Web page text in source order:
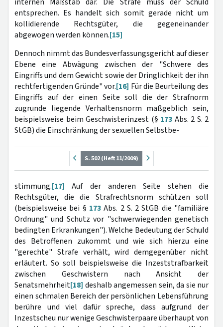
entsprechen. Es handelt sich somit gerade nicht um
kollidierende Rechtsgüter, die gegeneinander
abgewogen werden können.[15]
Dennoch nimmt das Bundesverfassungsgericht auf dieser
Ebene eine Abwägung zwischen der "Schwere des
Eingriffs und dem Gewicht sowie der Dringlichkeit der ihn
rechtfertigenden Gründe" vor.[16] Für die Beurteilung des
Eingriffs auf der einen Seite soll die der Strafnorm
zugrunde liegende Verhaltensnorm maßgeblich sein,
beispielsweise beim Geschwisterinzest (§ 173 Abs. 2 S. 2
StGB) die Einschränkung der sexuellen Selbstbe-
S. 502 (Heft 11/2009)
stimmung.[17] Auf der anderen Seite stehen die
Rechtsgüter, die die Strafrechtsnorm schützen soll
(beispielsweise bei § 173Abs. 2 S. 2 StGB die "familiäre
Ordnung" und Schutz vor "schwerwiegenden genetisch
bedingten Erkrankungen"). Welche Bedeutung der Schuld
des Betroffenen zukommt und wie sich hierzu eine
"gerechte" Strafe verhält, wird demgegenüber nicht
erläutert. So soll beispielsweise die Inzeststrafbarkeit
zwischen Geschwistern nach Ansicht der
Senatsmehrheit[18] deshalb angemessen sein, da sie nur
einen schmalen Bereich der persönlichen Lebensführung
berühre und viel dafür spreche, dass aufgrund der
Inzestscheu nur wenige Geschwisterpaare überhaupt von